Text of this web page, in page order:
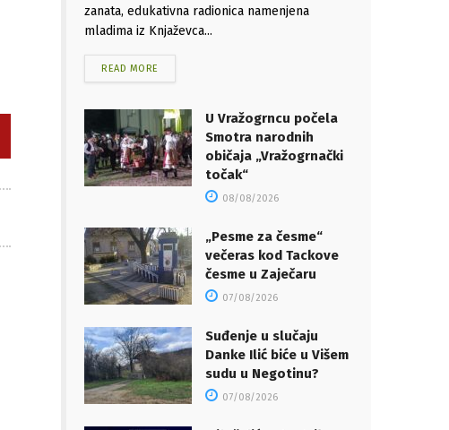
zanata, edukativna radionica namenjena
mladima iz Knjaževca...
READ MORE
U Vražogrncu počela
Smotra narodnih
običaja „Vražogrnački
točak“
08/08/2026
„Pesme za česme“
večeras kod Tackove
česme u Zaječaru
07/08/2026
Suđenje u slučaju
Danke Ilić biće u Višem
sudu u Negotinu?
07/08/2026